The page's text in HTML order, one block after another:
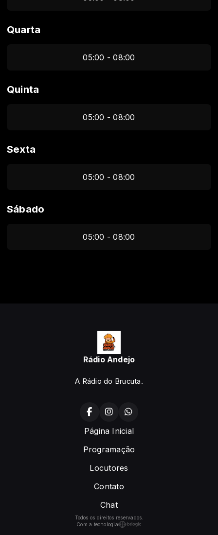
Quarta
05:00 - 08:00
Quinta
05:00 - 08:00
Sexta
05:00 - 08:00
Sábado
05:00 - 08:00
Rádio Andejo
A Rádio do Brucuta.
Página Inicial
Programação
Locutores
Contato
Chat
Todos os direitos reservados.
Com a tecnologia